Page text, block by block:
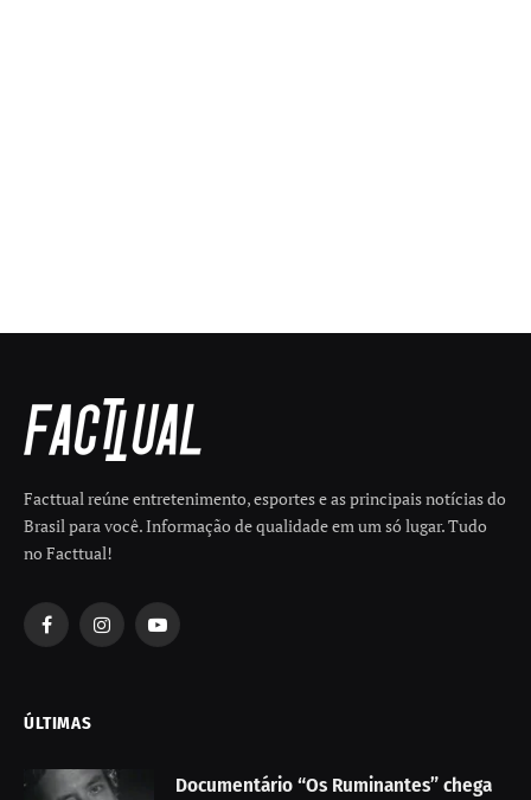
Facttual reúne entretenimento, esportes e as principais notícias do
Brasil para você. Informação de qualidade em um só lugar. Tudo
no Facttual!
FacebookInstagramYouTube
ÚLTIMAS
Documentário “Os Ruminantes” chega